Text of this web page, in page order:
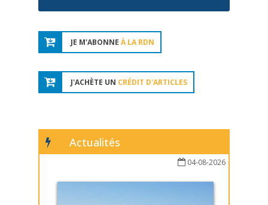
JE M'ABONNE À LA RDN
J'ACHÈTE UN CRÉDIT D'ARTICLES
Actualités
04-08-2026